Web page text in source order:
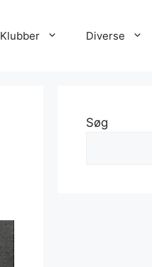
Klubber Diverse
Søg